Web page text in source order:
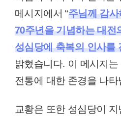
메시지에서 “주님께 감
70주년을 기념하는 대전
성심당에 축복의 인사를
밝혔습니다. 이 메시지
전통에 대한 존경을 나타
교황은 또한 성심당이 지